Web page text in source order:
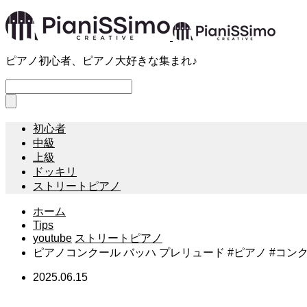
ピアノ初心者、ピアノ大好きな集まれ♪
初心者
中級
上級
ドッキリ
ストリートピアノ
ホーム
Tips
youtube ストリートピアノ
ピアノコンクール バッハ プレリュード #ピアノ #コン
2025.06.15